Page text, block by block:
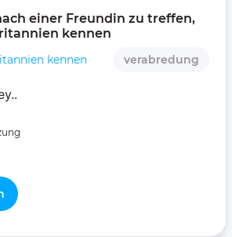
einer Freundin zu treffen,
kennen
kennen verabredung